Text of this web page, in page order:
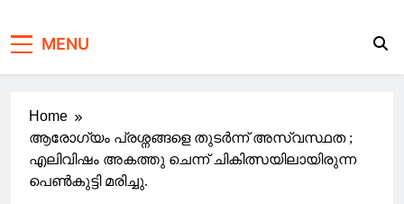
MENU
Home
ആരോഗ്യം പ്രശ്നങ്ങളെ തുടർന്ന് അസ്വസ്ഥത ;
എലിവിഷം അകത്തു ചെന്ന് ചികിത്സയിലായിരുന്ന
പെൺകുട്ടി മരിച്ചു.